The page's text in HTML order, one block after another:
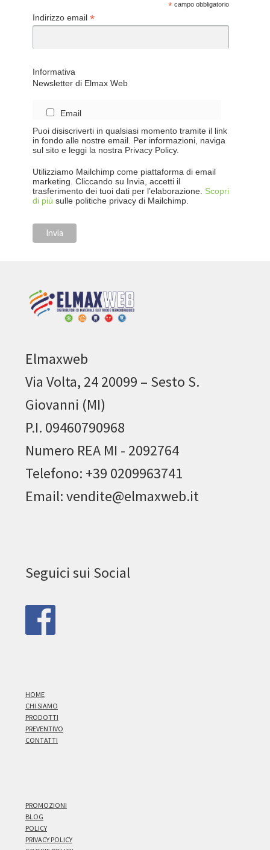
* campo obbligatorio
Indirizzo email *
Informativa
Newsletter di Elmax Web
Email
Puoi disiscriverti in qualsiasi momento tramite il link
in fondo alle nostre email. Per informazioni, naviga
sul sito e leggi la nostra Privacy Policy.
Utilizziamo Mailchimp come piattaforma di email
marketing. Cliccando su Invia, accetti il
trasferimento dei tuoi dati per l’elaborazione. Scopri
di più sulle politiche privacy di Mailchimp.
Elmaxweb
Via Volta, 24 20099 – Sesto S.
Giovanni (MI)
P.I. 09460790968
Numero REA MI - 2092764
Telefono: +39 0209963741
Email: vendite@elmaxweb.it
Seguici sui Social
HOME
CHI SIAMO
PRODOTTI
PREVENTIVO
CONTATTI
PROMOZIONI
BLOG
POLICY
PRIVACY POLICY